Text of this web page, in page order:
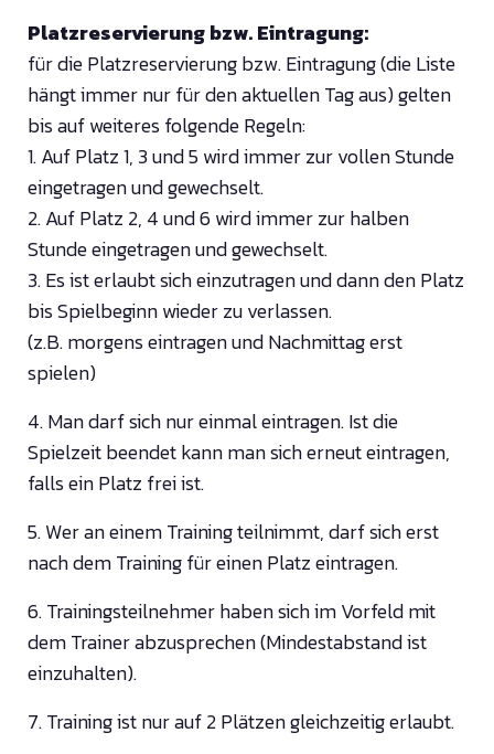
Platzreservierung bzw. Eintragung:
für die Platzreservierung bzw. Eintragung (die Liste
hängt immer nur für den aktuellen Tag aus) gelten
bis auf weiteres folgende Regeln:
1. Auf Platz 1, 3 und 5 wird immer zur vollen Stunde
eingetragen und gewechselt.
2. Auf Platz 2, 4 und 6 wird immer zur halben
Stunde eingetragen und gewechselt.
3. Es ist erlaubt sich einzutragen und dann den Platz
bis Spielbeginn wieder zu verlassen.
(z.B. morgens eintragen und Nachmittag erst
spielen)
4. Man darf sich nur einmal eintragen. Ist die
Spielzeit beendet kann man sich erneut eintragen,
falls ein Platz frei ist.
5. Wer an einem Training teilnimmt, darf sich erst
nach dem Training für einen Platz eintragen.
6. Trainingsteilnehmer haben sich im Vorfeld mit
dem Trainer abzusprechen (Mindestabstand ist
einzuhalten).
7. Training ist nur auf 2 Plätzen gleichzeitig erlaubt.